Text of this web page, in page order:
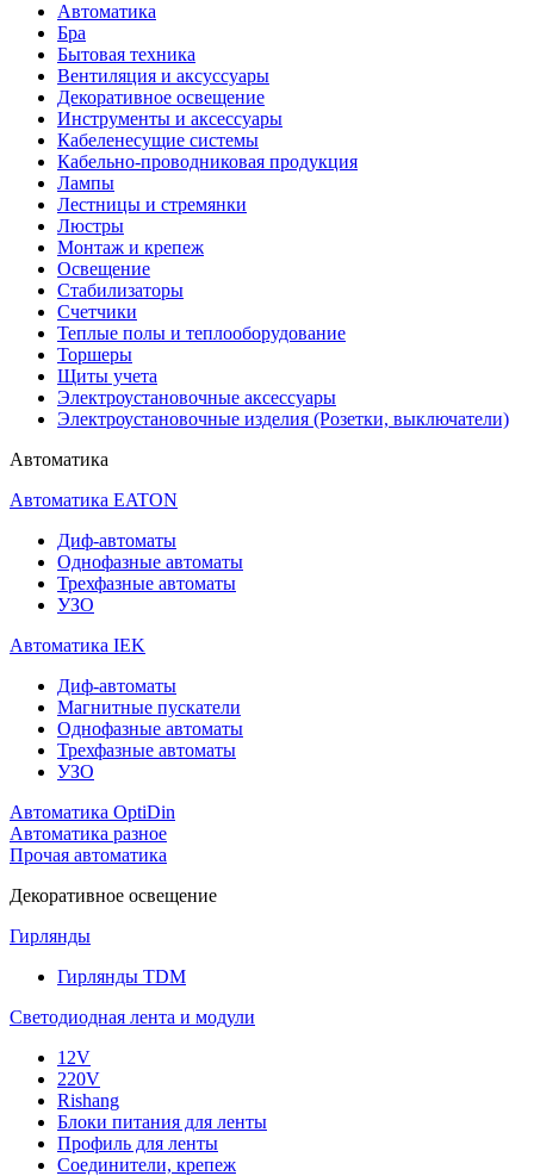
Автоматика
Бра
Бытовая техника
Вентиляция и аксуссуары
Декоративное освещение
Инструменты и аксессуары
Кабеленесущие системы
Кабельно-проводниковая продукция
Лампы
Лестницы и стремянки
Люстры
Монтаж и крепеж
Освещение
Стабилизаторы
Счетчики
Теплые полы и теплооборудование
Торшеры
Щиты учета
Электроустановочные аксессуары
Электроустановочные изделия (Розетки, выключатели)
Автоматика
Автоматика EATON
Диф-автоматы
Однофазные автоматы
Трехфазные автоматы
УЗО
Автоматика IEK
Диф-автоматы
Магнитные пускатели
Однофазные автоматы
Трехфазные автоматы
УЗО
Автоматика OptiDin
Автоматика разное
Прочая автоматика
Декоративное освещение
Гирлянды
Гирлянды TDM
Светодиодная лента и модули
12V
220V
Rishang
Блоки питания для ленты
Профиль для ленты
Соединители, крепеж